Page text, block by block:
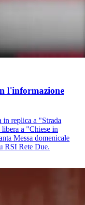
l'informazione
in replica a "Strada
a "Chiese in
Messa domenicale
RSI Rete Due.